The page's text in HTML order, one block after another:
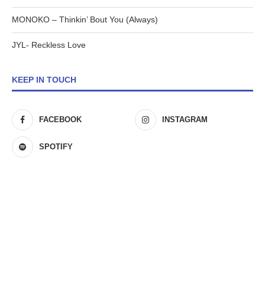
MONOKO – Thinkin’ Bout You (Always)
JYL- Reckless Love
KEEP IN TOUCH
FACEBOOK INSTAGRAM
SPOTIFY